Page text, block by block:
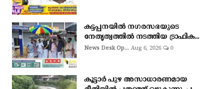
കട്ടപ്പനയിൽ നഗരസഭയുടെ
നേതൃത്വത്തിൽ നടത്തിയ ട്രാഫിക...
News Desk Op... Aug 6, 2026 0
കൂട്ടാർ പുഴ അസാധാരണമായ